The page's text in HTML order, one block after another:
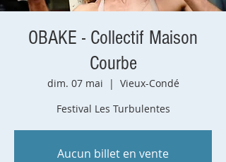
OBAKE - Collectif Maison
Courbe
dim. 07 mai
  |
Vieux-Condé
Festival Les Turbulentes
Aucun billet en vente